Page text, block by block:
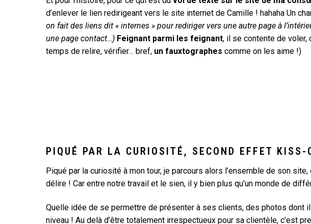
d’enlever le lien redirigeant vers le site internet de Camille ! hahaha Un
on fait des liens dit « internes » pour rediriger vers une autre page à
une page contact…) Feignant parmi les feignant, il se contente de voler,
temps de relire, vérifier… bref, un fauxtographes comme on les aime !)
PIQUÉ PAR LA CURIOSITÉ, SECOND EFFET KISS-
Piqué par la curiosité à mon tour, je parcours alors l’ensemble de son
délire ! Car entre notre travail et le sien, il y bien plus qu’un monde de
Quelle idée de se permettre de présenter à ses clients, des photos dont
niveau ! Au delà d’être totalement irrespectueux pour sa clientèle, c’est